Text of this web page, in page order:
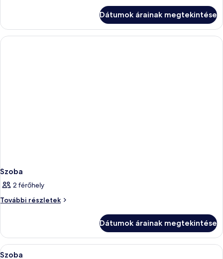
Dátumok árainak megtekintése
Szoba
2 férőhely
További részletek
Szoba
Dátumok árainak megtekintése
A
Egy szállodai szoba, amelyben egy
5
Szoba